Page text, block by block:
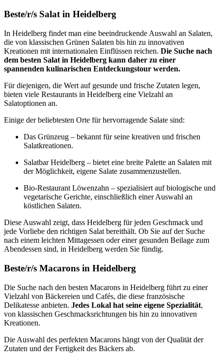
Beste/r/s Salat in Heidelberg
In Heidelberg findet man eine beeindruckende Auswahl an Salaten,
die von klassischen Grünen Salaten bis hin zu innovativen
Kreationen mit internationalen Einflüssen reichen. Die Suche nach
dem besten Salat in Heidelberg kann daher zu einer
spannenden kulinarischen Entdeckungstour werden.
Für diejenigen, die Wert auf gesunde und frische Zutaten legen,
bieten viele Restaurants in Heidelberg eine Vielzahl an
Salatoptionen an.
Einige der beliebtesten Orte für hervorragende Salate sind:
Das Grünzeug – bekannt für seine kreativen und frischen
Salatkreationen.
Salatbar Heidelberg – bietet eine breite Palette an Salaten mit
der Möglichkeit, eigene Salate zusammenzustellen.
Bio-Restaurant Löwenzahn – spezialisiert auf biologische und
vegetarische Gerichte, einschließlich einer Auswahl an
köstlichen Salaten.
Diese Auswahl zeigt, dass Heidelberg für jeden Geschmack und
jede Vorliebe den richtigen Salat bereithält. Ob Sie auf der Suche
nach einem leichten Mittagessen oder einer gesunden Beilage zum
Abendessen sind, in Heidelberg werden Sie fündig.
Beste/r/s Macarons in Heidelberg
Die Suche nach den besten Macarons in Heidelberg führt zu einer
Vielzahl von Bäckereien und Cafés, die diese französische
Delikatesse anbieten. Jedes Lokal hat seine eigene Spezialität,
von klassischen Geschmacksrichtungen bis hin zu innovativen
Kreationen.
Die Auswahl des perfekten Macarons hängt von der Qualität der
Zutaten und der Fertigkeit des Bäckers ab.